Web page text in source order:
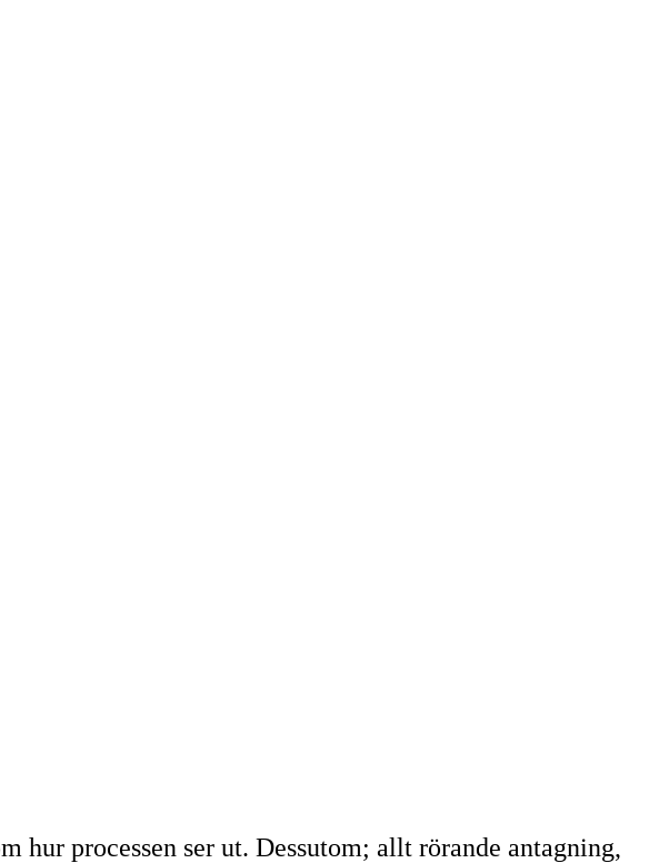
processen ser ut. Dessutom; allt rörande antagning,